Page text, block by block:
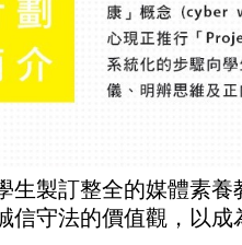
生製訂整全的媒體素
守法的價值觀，以成